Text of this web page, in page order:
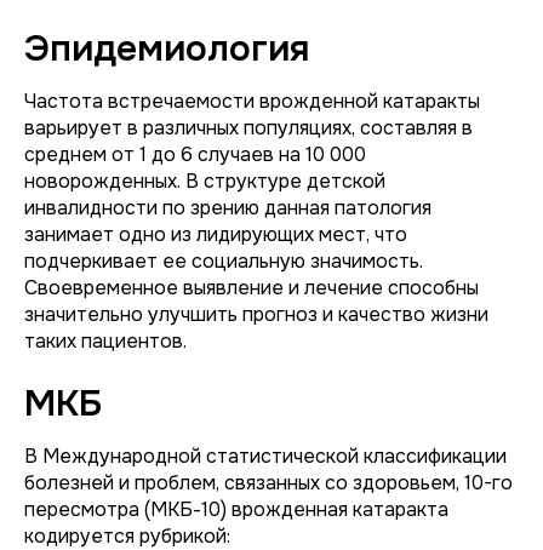
Эпидемиология
Частота встречаемости врожденной катаракты
варьирует в различных популяциях, составляя в
среднем от 1 до 6 случаев на 10 000
новорожденных. В структуре детской
инвалидности по зрению данная патология
занимает одно из лидирующих мест, что
подчеркивает ее социальную значимость.
Своевременное выявление и лечение способны
значительно улучшить прогноз и качество жизни
таких пациентов.
МКБ
В Международной статистической классификации
болезней и проблем, связанных со здоровьем, 10-го
пересмотра (МКБ-10) врожденная катаракта
кодируется рубрикой: